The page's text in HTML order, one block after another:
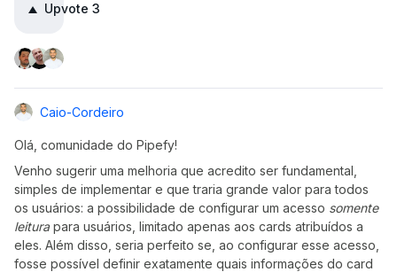
Upvote 3
Caio-Cordeiro
Olá, comunidade do Pipefy!
Venho sugerir uma melhoria que acredito ser fundamental,
simples de implementar e que traria grande valor para todos
os usuários: a possibilidade de configurar um acesso somente
leitura para usuários, limitado apenas aos cards atribuídos a
eles. Além disso, seria perfeito se, ao configurar esse acesso,
fosse possível definir exatamente quais informações do card